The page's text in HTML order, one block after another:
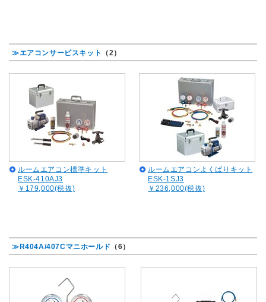
≫エアコンサービスキット （2）
ルームエアコン標準キット
ESK-410AJ3
￥179,000(税抜)
ルームエアコンよくばりキット
ESK-1SJ3
￥236,000(税抜)
≫R404A/407Cマニホールド （6）